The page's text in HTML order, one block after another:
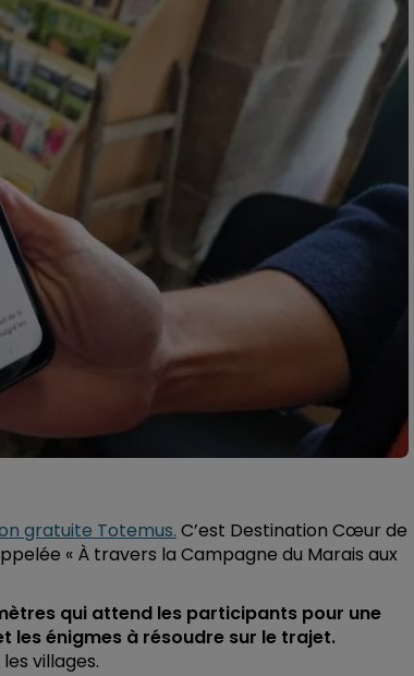
gratuite Totemus. C’est Destination Cœur de
« À travers la Campagne du Marais aux
qui attend les participants pour une
les énigmes à résoudre sur le trajet.
villages.